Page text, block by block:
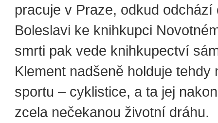
pracuje v Praze, odkud odchází
Boleslavi ke knihkupci
smrti pak vede knihkupectví
Klement nadšeně holduje tehdy
sportu – cyklistice, a ta jej
zcela nečekanou životní dráhu.